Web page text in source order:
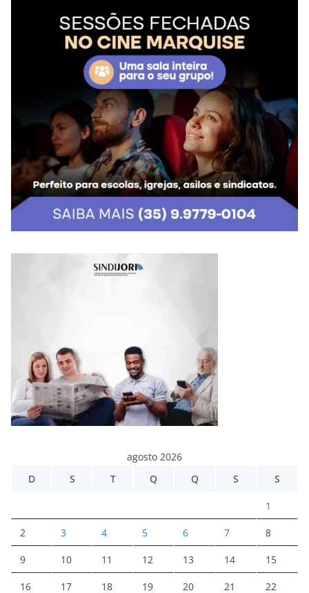
agosto 2026
D
S T Q Q S S
1
2 3 4 5 6 7 8
9 10 11 12 13 14 15
16 17 18 19 20 21 22